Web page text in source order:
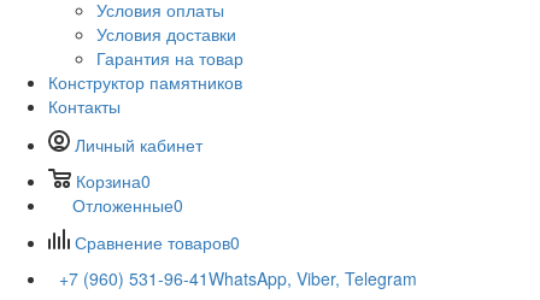
Условия оплаты
Условия доставки
Гарантия на товар
Конструктор памятников
Контакты
Личный кабинет
Корзина0
Отложенные0
Сравнение товаров0
+7 (960) 531-96-41WhatsApp, Viber, Telegram